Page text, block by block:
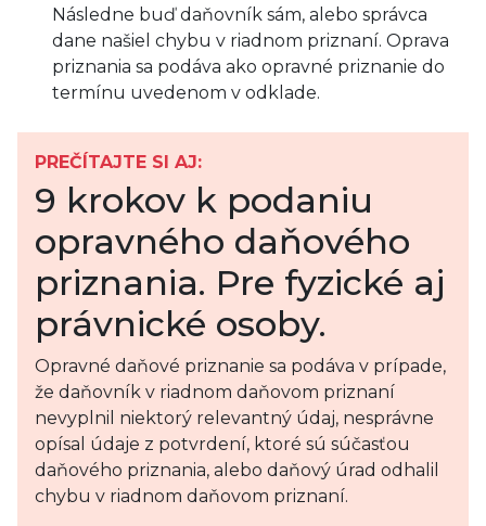
Následne buď daňovník sám, alebo správca
dane našiel chybu v riadnom priznaní. Oprava
priznania sa podáva ako opravné priznanie do
termínu uvedenom v odklade.
PREČÍTAJTE SI AJ:
9 krokov k podaniu
opravného daňového
priznania. Pre fyzické aj
právnické osoby.
Opravné daňové priznanie sa podáva v prípade,
že daňovník v riadnom daňovom priznaní
nevyplnil niektorý relevantný údaj, nesprávne
opísal údaje z potvrdení, ktoré sú súčasťou
daňového priznania, alebo daňový úrad odhalil
chybu v riadnom daňovom priznaní.